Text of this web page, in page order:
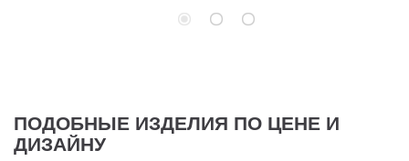
ПОДОБНЫЕ ИЗДЕЛИЯ ПО ЦЕНЕ И
ДИЗАЙНУ